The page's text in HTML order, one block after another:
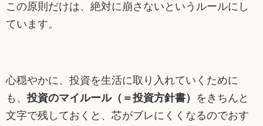
この原則だけは、絶対に崩さないというルールにし
ています。
心穏やかに、投資を生活に取り入れていくために
も、投資のマイルール（＝投資方針書） をきちんと
文字で残しておくと、芯がブレにくくなるのでおす